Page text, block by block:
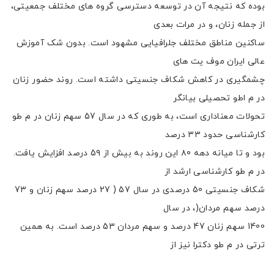
بوده که نتیجه آن در توسعه دسترسی گروه های مختلف جمعیتی،
از جمله زنان، و در مرات بعدی
ساکنین مناطق مختلف جلرافیایی مشهود است. بدون شک آموزش
عالی ایران موف یت های
چشمگیری در کاهش شکاف جنسیتی داشته است. روند حضور زنان
در م اطو تحصیلی بیانگر
تحولات معناداری است، به طوری که در سال 57 سهم زنان در م طو
کارشناسی حدود ۳۳ درصد
بود و تا میانه دهه ۸0 این روند به بیش از 5۹ درصد افزایش یافت.
در م طو کارشناسی ارشد از
شکاف جنسیتی 50 درصدی در سال 57 ( 27 درصد سهم زنان و 7۳
درصد سهم مردان(، در سال
1400 سهم زنان 47 درصد و سهم مردان 5۳ درصد است. به همین
ترتی در م طو دکترا نیز از